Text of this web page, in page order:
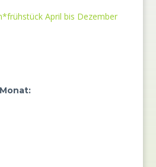
April bis Dezember